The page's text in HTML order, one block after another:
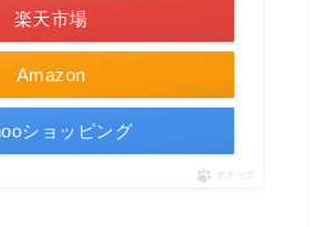
Amazon
楽天市場
ショッピング
ポチップ